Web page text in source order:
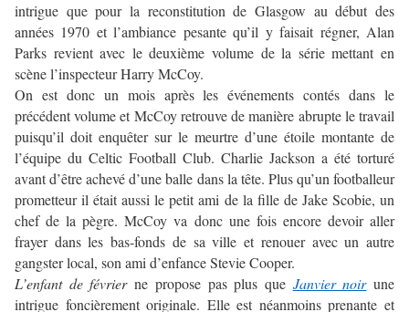
intrigue que pour la reconstitution de Glasgow au début des
années 1970 et l’ambiance pesante qu’il y faisait régner, Alan
Parks revient avec le deuxième volume de la série mettant en
scène l’inspecteur Harry McCoy.
On est donc un mois après les événements contés dans le
précédent volume et McCoy retrouve de manière abrupte le travail
puisqu’il doit enquêter sur le meurtre d’une étoile montante de
l’équipe du Celtic Football Club. Charlie Jackson a été torturé
avant d’être achevé d’une balle dans la tête. Plus qu’un footballeur
prometteur il était aussi le petit ami de la fille de Jake Scobie, un
chef de la pègre. McCoy va donc une fois encore devoir aller
frayer dans les bas-fonds de sa ville et renouer avec un autre
gangster local, son ami d’enfance Stevie Cooper.
L’enfant de févrierne propose pas plus que Janvier noirune
intrigue foncièrement originale. Elle est néanmoins prenante et